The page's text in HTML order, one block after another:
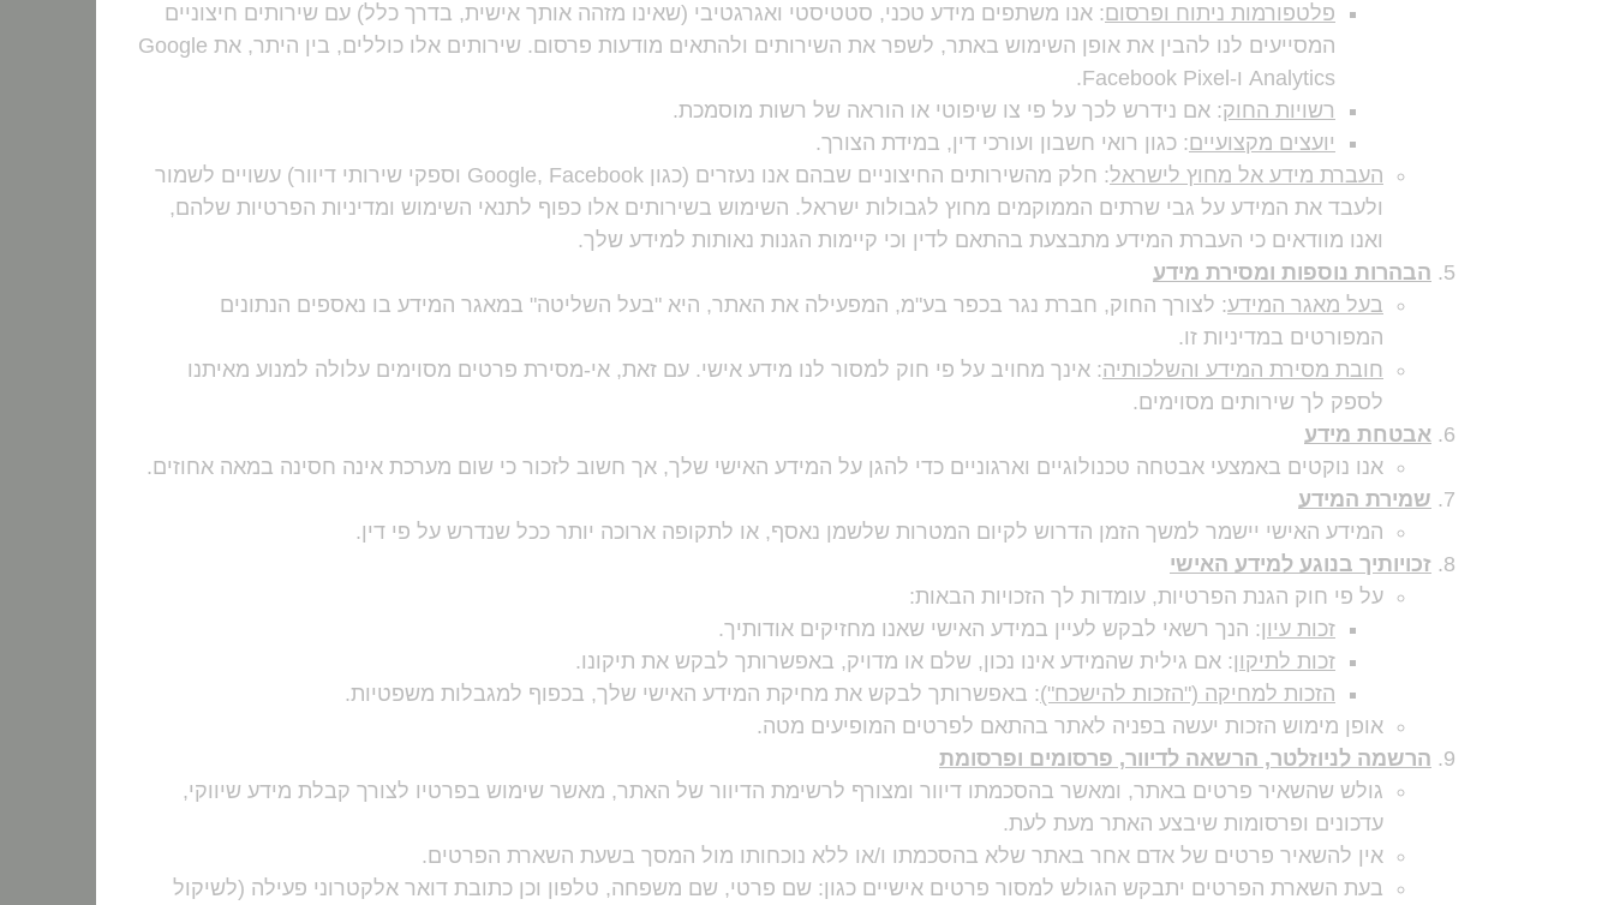
פלטפורמות ניתוח ופרסום: אנו משתפים מידע טכני, סטטיסטי ואגרגטיבי (שאינו מזהה אותך אישית, בדרך כלל) עם שירותים חיצוניים
המסייעים לנו להבין את אופן השימוש באתר, לשפר את השירותים ולהתאים מודעות פרסום. שירותים אלו כוללים, בין היתר, את Google
Analytics ו-Facebook Pixel.
רשויות החוק: אם נידרש לכך על פי צו שיפוטי או הוראה של רשות מוסמכת.
יועצים מקצועיים: כגון רואי חשבון ועורכי דין, במידת הצורך.
העברת מידע אל מחוץ לישראל
: חלק מהשירותים החיצוניים שבהם אנו נעזרים (כגון Google, Facebook וספקי שירותי דיוור) עשויים לשמור
ולעבד את המידע על גבי שרתים הממוקמים מחוץ לגבולות ישראל. השימוש בשירותים אלו כפוף לתנאי השימוש ומדיניות הפרטיות שלהם,
ואנו מוודאים כי העברת המידע מתבצעת בהתאם לדין וכי קיימות הגנות נאותות למידע שלך.
הבהרות נוספות ומסירת מידע
בעל מאגר המידע: לצורך החוק, חברת נגר בכפר בע"מ, המפעילה את האתר, היא "בעל השליטה" במאגר המידע בו נאספים הנתונים
המפורטים במדיניות זו.
חובת מסירת המידע והשלכותיה: אינך מחויב על פי חוק למסור לנו מידע אישי. עם זאת, אי-מסירת פרטים מסוימים עלולה למנוע מאיתנו
לספק לך שירותים מסוימים.
אבטחת מידע
אנו נוקטים באמצעי אבטחה טכנולוגיים וארגוניים כדי להגן על המידע האישי שלך, אך חשוב לזכור כי שום מערכת אינה חסינה במאה אחוזים.
שמירת המידע
המידע האישי יישמר למשך הזמן הדרוש לקיום המטרות שלשמן נאסף, או לתקופה ארוכה יותר ככל שנדרש על פי דין.
זכויותיך בנוגע למידע האישי
על פי חוק הגנת הפרטיות, עומדות לך הזכויות הבאות:
זכות עיון: הנך רשאי לבקש לעיין במידע האישי שאנו מחזיקים אודותיך.
זכות לתיקון: אם גילית שהמידע אינו נכון, שלם או מדויק, באפשרותך לבקש את תיקונו.
הזכות למחיקה ("הזכות להישכח"): באפשרותך לבקש את מחיקת המידע האישי שלך, בכפוף למגבלות משפטיות.
אופן מימוש הזכות יעשה בפניה לאתר בהתאם לפרטים המופיעים מטה.
הרשמה לניוזלטר, הרשאה לדיוור, פרסומים ופרסומת
גולש שהשאיר פרטים באתר, ומאשר בהסכמתו דיוור ומצורף לרשימת הדיוור של האתר, מאשר שימוש בפרטיו לצורך קבלת מידע שיווקי,
עדכונים ופרסומות שיבצע האתר מעת לעת.
אין להשאיר פרטים של אדם אחר באתר שלא בהסכמתו ו/או ללא נוכחותו מול המסך בשעת השארת הפרטים.
בעת השארת הפרטים יתבקש הגולש למסור פרטים אישיים כגון: שם פרטי, שם משפחה, טלפון וכן כתובת דואר אלקטרוני פעילה (לשיקול